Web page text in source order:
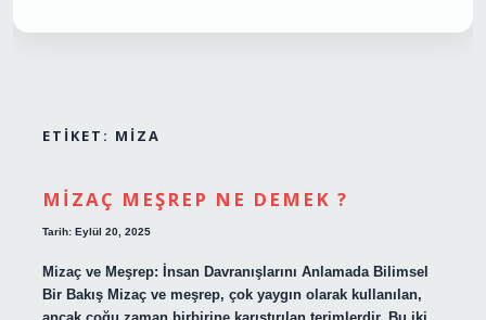
ETIKET: MIZA
MIZAÇ MEŞREP NE DEMEK ?
Tarih: Eylül 20, 2025
Mizaç ve Meşrep: İnsan Davranışlarını Anlamada Bilimsel
Bir Bakış Mizaç ve meşrep, çok yaygın olarak kullanılan,